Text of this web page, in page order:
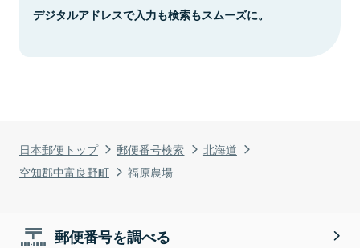
日本郵便トップ 郵便番号検索
北海道
空知郡中富良野町
福原農場
デジタルアドレスで入力も検索もスムーズに。
郵便番号を調べる